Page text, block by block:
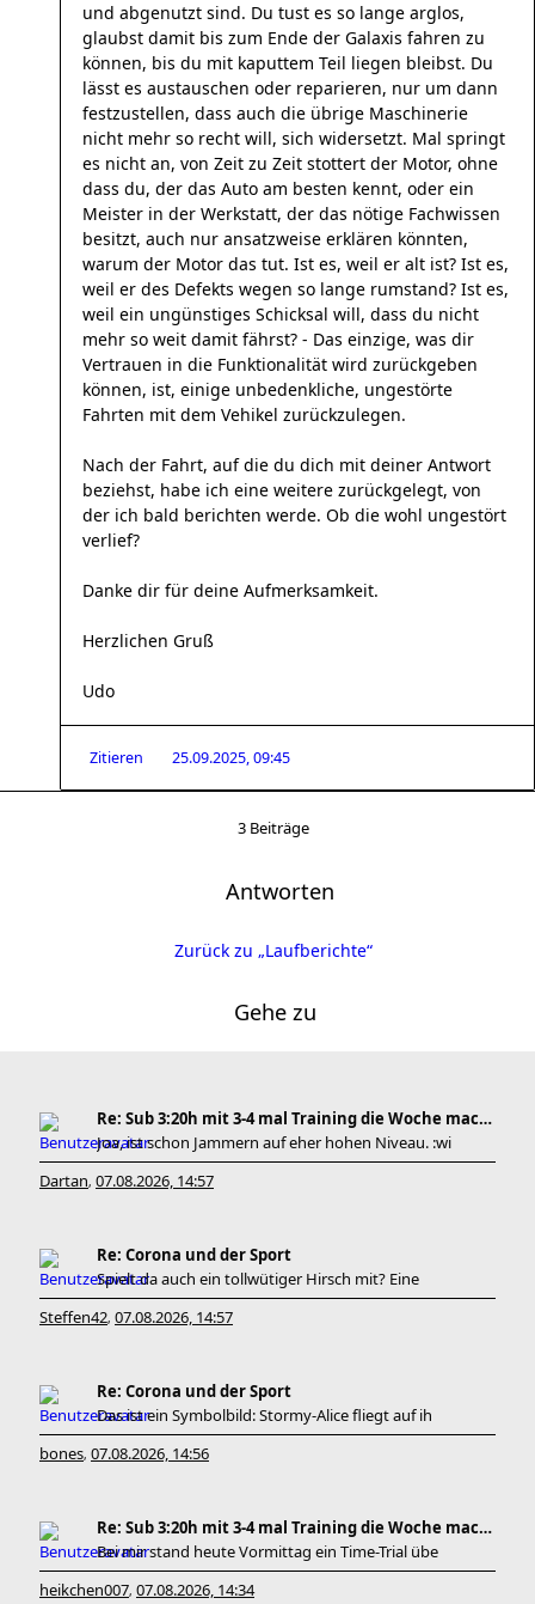
und abgenutzt sind. Du tust es so lange arglos,
glaubst damit bis zum Ende der Galaxis fahren zu
können, bis du mit kaputtem Teil liegen bleibst. Du
lässt es austauschen oder reparieren, nur um dann
festzustellen, dass auch die übrige Maschinerie
nicht mehr so recht will, sich widersetzt. Mal springt
es nicht an, von Zeit zu Zeit stottert der Motor, ohne
dass du, der das Auto am besten kennt, oder ein
Meister in der Werkstatt, der das nötige Fachwissen
besitzt, auch nur ansatzweise erklären könnten,
warum der Motor das tut. Ist es, weil er alt ist? Ist es,
weil er des Defekts wegen so lange rumstand? Ist es,
weil ein ungünstiges Schicksal will, dass du nicht
mehr so weit damit fährst? - Das einzige, was dir
Vertrauen in die Funktionalität wird zurückgeben
können, ist, einige unbedenkliche, ungestörte
Fahrten mit dem Vehikel zurückzulegen.
Nach der Fahrt, auf die du dich mit deiner Antwort
beziehst, habe ich eine weitere zurückgelegt, von
der ich bald berichten werde. Ob die wohl ungestört
verlief?
Danke dir für deine Aufmerksamkeit.
Herzlichen Gruß
Udo
Zitieren 25.09.2025, 09:45
3 Beiträge
Antworten
Zurück zu „Laufberichte“
Gehe zu
Re: Sub 3:20h mit 3-4 mal Training die Woche machb
Joa, ist schon Jammern auf eher hohen Niveau. :wi
Dartan, 07.08.2026, 14:57
Re: Corona und der Sport
Spielt da auch ein tollwütiger Hirsch mit? Eine
Steffen42, 07.08.2026, 14:57
Re: Corona und der Sport
Das ist ein Symbolbild: Stormy-Alice fliegt auf ih
bones, 07.08.2026, 14:56
Re: Sub 3:20h mit 3-4 mal Training die Woche machb
Bei mir stand heute Vormittag ein Time-Trial übe
heikchen007, 07.08.2026, 14:34